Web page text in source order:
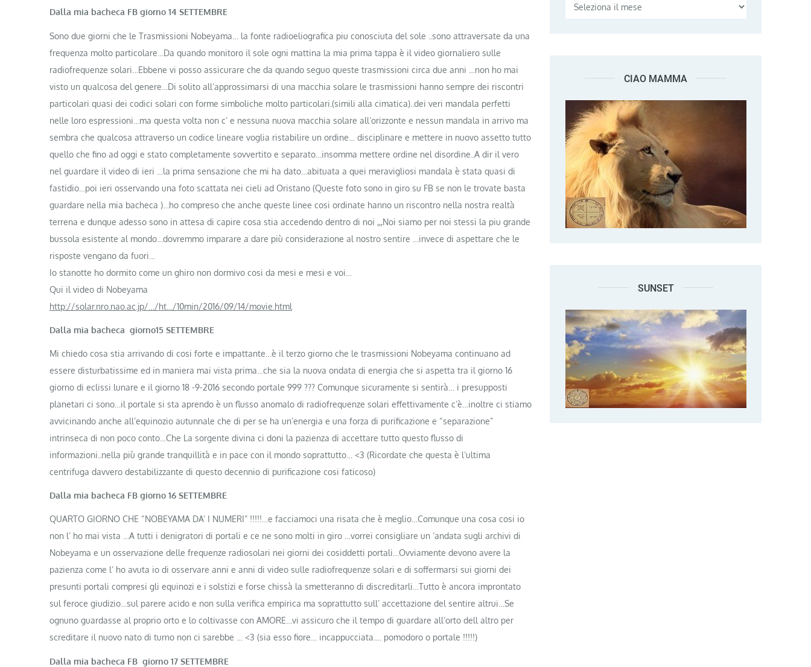
Dalla mia bacheca FB giorno 14 SETTEMBRE
Sono due giorni che le Trasmissioni Nobeyama… la fonte radioeliografica piu conosciuta del sole ..sono attraversate da una
frequenza molto particolare…Da quando monitoro il sole ogni mattina la mia prima tappa è il video giornaliero sulle
radiofrequenze solari…Ebbene vi posso assicurare che da quando seguo queste trasmissioni circa due anni …non ho mai
visto un qualcosa del genere…Di solito all’approssimarsi di una macchia solare le trasmissioni hanno sempre dei riscontri
particolari quasi dei codici solari con forme simboliche molto particolari.(simili alla cimatica)..dei veri mandala perfetti
nelle loro espressioni…ma questa volta non c’ e nessuna nuova macchia solare all’orizzonte e nessun mandala in arrivo ma
sembra che qualcosa attraverso un codice lineare voglia ristabilire un ordine… disciplinare e mettere in nuovo assetto tutto
quello che fino ad oggi e stato completamente sovvertito e separato…insomma mettere ordine nel disordine..A dir il vero
nel guardare il video di ieri …la prima sensazione che mi ha dato…abituata a quei meravigliosi mandala è stata quasi di
fastidio…poi ieri osservando una foto scattata nei cieli ad Oristano (Queste foto sono in giro su FB se non le trovate basta
guardare nella mia bacheca )…ho compreso che anche queste linee cosi ordinate hanno un riscontro nella nostra realtà
terrena e dunque adesso sono in attesa di capire cosa stia accedendo dentro di noi ,,,Noi siamo per noi stessi la piu grande
bussola esistente al mondo…dovremmo imparare a dare più considerazione al nostro sentire …invece di aspettare che le
risposte vengano da fuori…
Io stanotte ho dormito come un ghiro non dormivo cosi da mesi e mesi e voi…
Qui il video di Nobeyama
http://solar.nro.nao.ac.jp/…/ht…/10min/2016/09/14/movie.html
Dalla mia bacheca giorno15 SETTEMBRE
Mi chiedo cosa stia arrivando di cosi forte e impattante…è il terzo giorno che le trasmissioni Nobeyama continuano ad
essere disturbatissime ed in maniera mai vista prima…che sia la nuova ondata di energia che si aspetta tra il giorno 16
giorno di eclissi lunare e il giorno 18 -9-2016 secondo portale 999 ??? Comunque sicuramente si sentirà… i presupposti
planetari ci sono…il portale si sta aprendo è un flusso anomalo di radiofrequenze solari effettivamente c’è…inoltre ci stiamo
avvicinando anche all’equinozio autunnale che di per se ha un’energia e una forza di purificazione e “separazione”
intrinseca di non poco conto…Che La sorgente divina ci doni la pazienza di accettare tutto questo flusso di
informazioni..nella più grande tranquillità e in pace con il mondo soprattutto… <3 (Ricordate che questa è l’ultima
centrifuga davvero destabilizzante di questo decennio di purificazione cosi faticoso)
Dalla mia bacheca FB giorno 16 SETTEMBRE
QUARTO GIORNO CHE “NOBEYAMA DA’ I NUMERI” !!!!!…e facciamoci una risata che è meglio…Comunque una cosa cosi io
non l’ ho mai vista …A tutti i denigratori di portali e ce ne sono molti in giro …vorrei consigliare un ‘andata sugli archivi di
Nobeyama e un osservazione delle frequenze radiosolari nei giorni dei cosiddetti portali…Ovviamente devono avere la
pazienza come l’ ho avuta io di osservare anni e anni di video sulle radiofrequenze solari e di soffermarsi sui giorni dei
presunti portali compresi gli equinozi e i solstizi e forse chissà la smetteranno di discreditarli…Tutto è ancora improntato
sul feroce giudizio…sul parere acido e non sulla verifica empirica ma soprattutto sull’ accettazione del sentire altrui…Se
ognuno guardasse al proprio orto e lo coltivasse con AMORE…vi assicuro che il tempo di guardare all’orto dell altro per
screditare il nuovo nato di turno non ci sarebbe … <3 (sia esso fiore… incappucciata…. pomodoro o portale !!!!!)
Dalla mia bacheca FB giorno 17 SETTEMBRE
CIAO MAMMA
SUNSET